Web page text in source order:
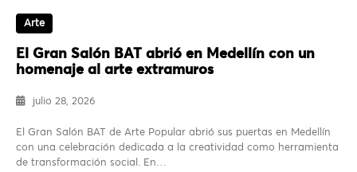
Arte
El Gran Salón BAT abrió en Medellín con un
homenaje al arte extramuros
julio 28, 2026
El Gran Salón BAT de Arte Popular abrió sus puertas en Medellín
con una celebración dedicada a la creatividad como herramienta
de transformación social. En…